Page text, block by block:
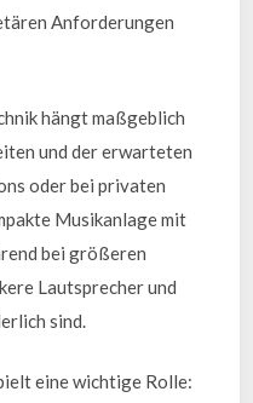
Anforderungen
hängt maßgeblich
und der erwarteten
oder bei privaten
Musikanlage mit
bei größeren
Lautsprecher und
sind.
eine wichtige Rolle: